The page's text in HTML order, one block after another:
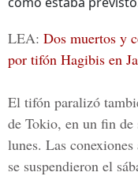
LEA: Dos muertos y
por tifón Hagibis en
El tifón paralizó
de Tokio, en un fin
lunes. Las
se suspendieron el